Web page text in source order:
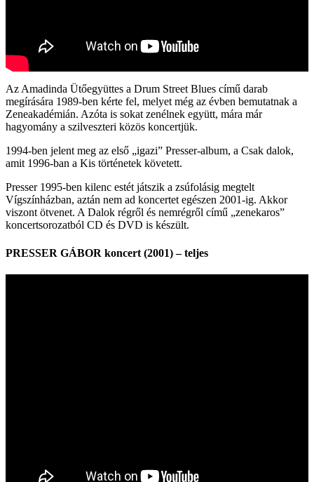
Az Amadinda Ütőegyüttes a Drum Street Blues című darab
megírására 1989‑ben kérte fel, melyet még az évben bemutatnak a
Zeneakadémián. Azóta is sokat zenélnek együtt, mára már
hagyomány a szilveszteri közös koncertjük.
1994-ben jelent meg az első „igazi” Presser-album, a Csak dalok,
amit 1996-ban a Kis történetek követett.
Presser 1995‑ben kilenc estét játszik a zsúfolásig megtelt
Vígszínházban, aztán nem ad koncertet egészen 2001‑ig. Akkor
viszont ötvenet. A Dalok régről és nemrégről című „zenekaros”
koncertsorozatból CD és DVD is készült.
PRESSER GÁBOR koncert (2001) – teljes